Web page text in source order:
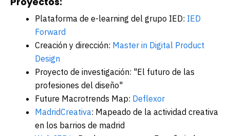
Plataforma de e-learning del grupo IED: IED
Forward
Creación y dirección: Master in Digital Product
Design
Proyecto de investigación: "El futuro de las
profesiones del diseño"
Future Macrotrends Map: Deflexor
MadridCreativa: Mapeado de la actividad creativa
en los barrios de madrid